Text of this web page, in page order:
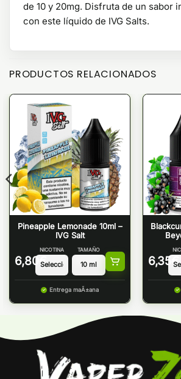
de 10 y 20mg. Disfruta de un sabor
con este líquido de IVG Salts.
PRODUCTOS RELACIONADOS
Pineapple Lemonade 10ml –
IVG Salt
6,80 €
NICOTINA TAMAÑO
Entrega maÃ±ana
6,35 €